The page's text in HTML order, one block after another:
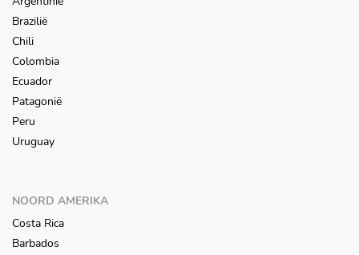
Brazilië
Chili
Colombia
Ecuador
Patagonië
Peru
Uruguay
NOORD AMERIKA
Costa Rica
Barbados